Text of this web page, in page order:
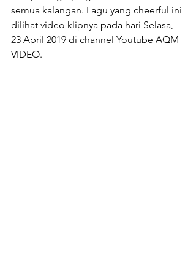
semua kalangan. Lagu yang cheerful ini
dilihat video klipnya pada hari Selasa,
23 April 2019 di channel Youtube AQM
VIDEO.